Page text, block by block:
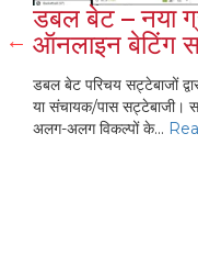
डबल बेट – नया
ऑनलाइन बेटिंग
डबल बेट परिचय सट्टेबाजों
या संचायक/पास सट्टेबाजी।
अलग-अलग विकल्पों के...